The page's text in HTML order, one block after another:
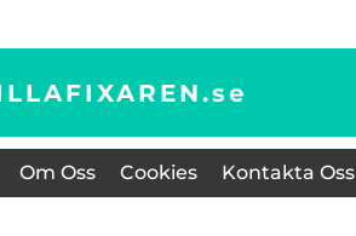
se
Om Oss Cookies Kontakta Oss